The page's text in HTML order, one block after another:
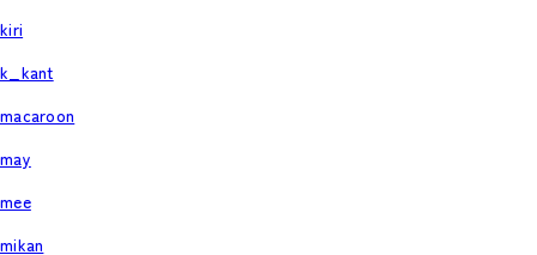
kiri
k_kant
macaroon
may
mee
mikan